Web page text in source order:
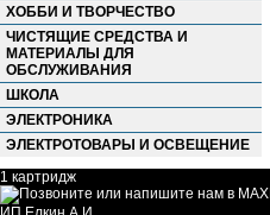
ХОББИ И ТВОРЧЕСТВО
ЧИСТЯЩИЕ СРЕДСТВА И
МАТЕРИАЛЫ ДЛЯ
ОБСЛУЖИВАНИЯ
ШКОЛА
ЭЛЕКТРОНИКА
ЭЛЕКТРОТОВАРЫ И ОСВЕЩЕНИЕ
1 картридж